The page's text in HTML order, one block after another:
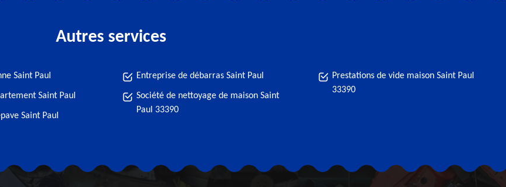
Autres services
Saint Paul
Saint Paul
Saint Paul
Entreprise de débarras Saint Paul
Société de nettoyage de maison Saint
Paul 33390
Prestations de vide maison Saint Paul
33390